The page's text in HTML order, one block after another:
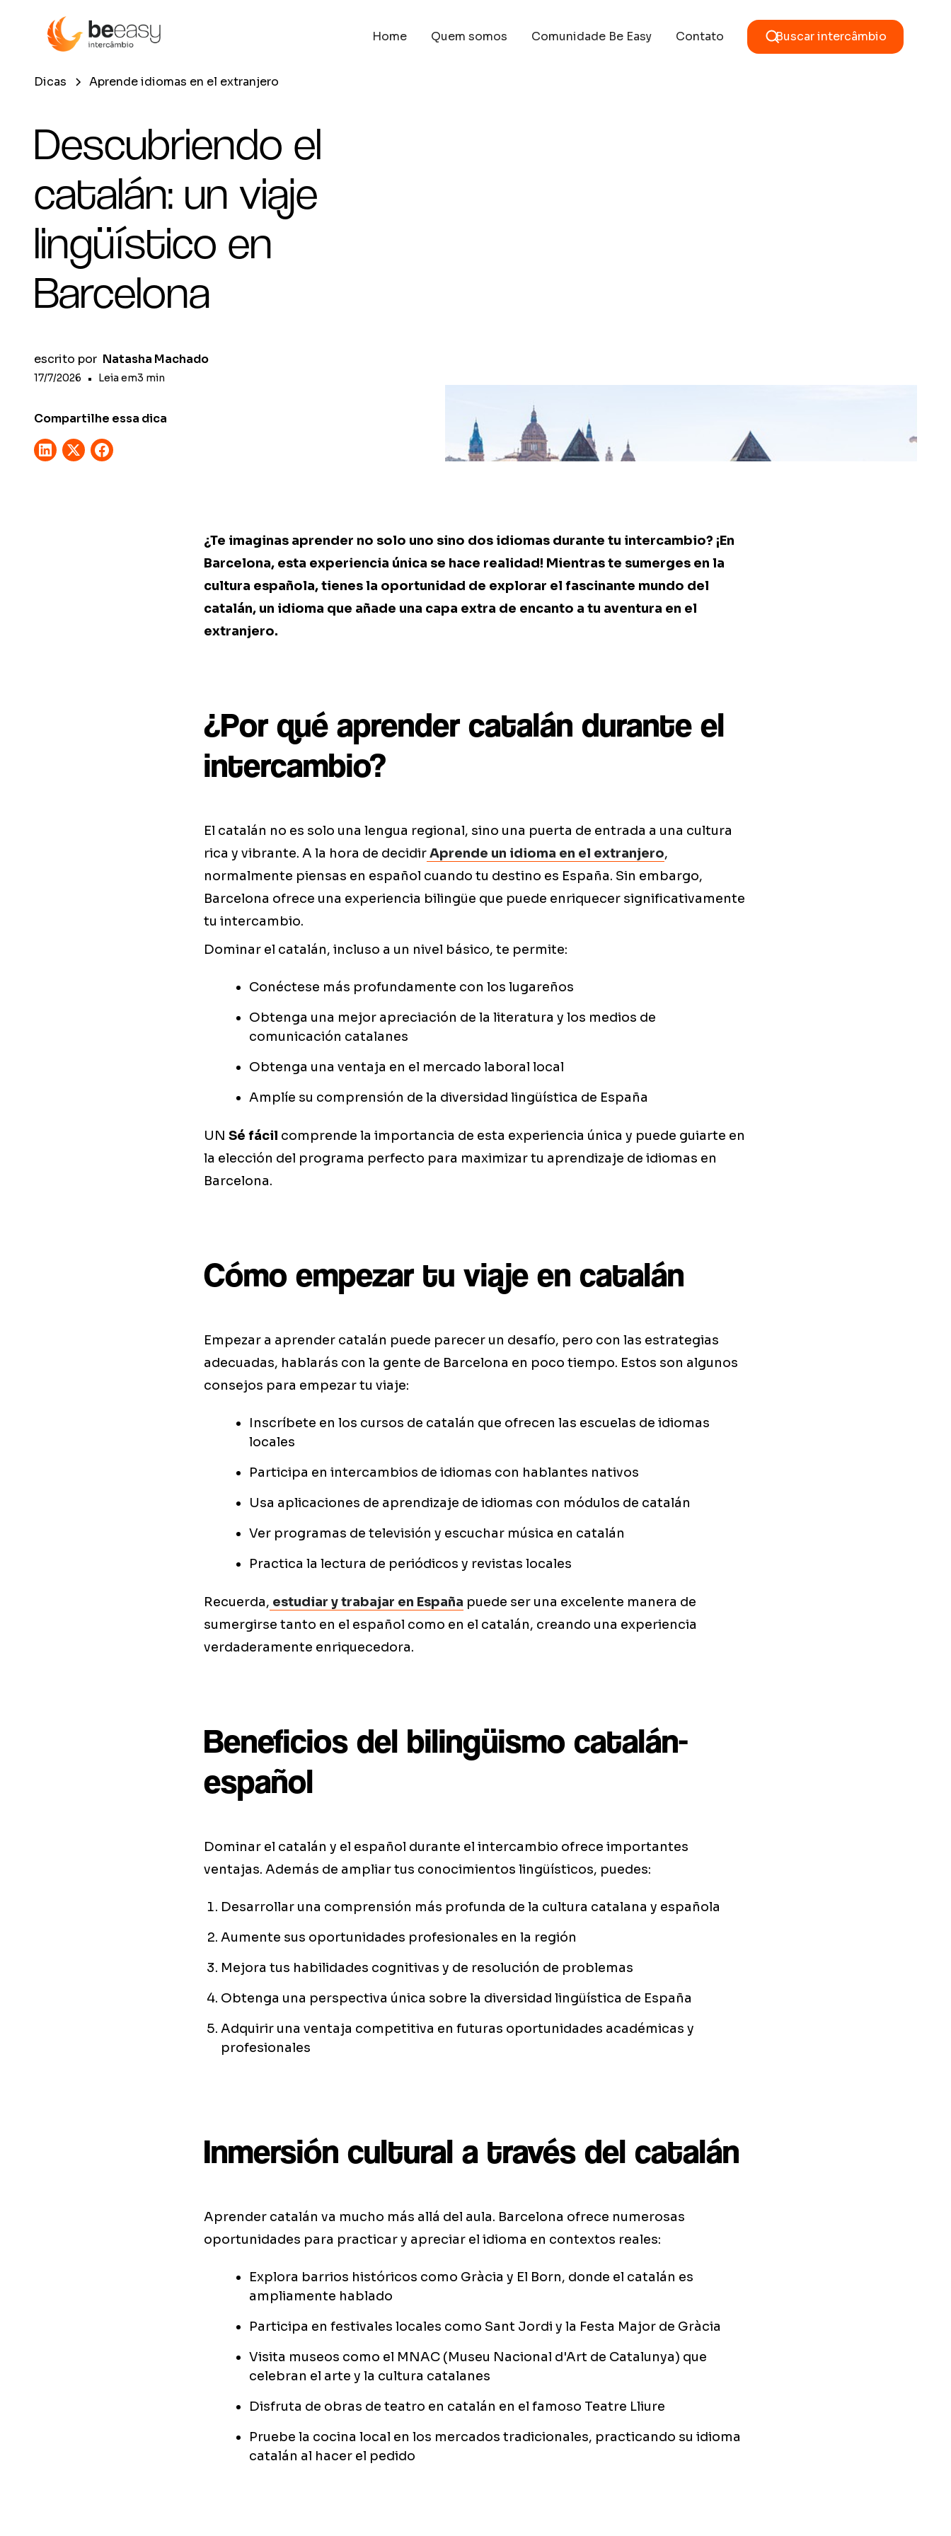
Home Quem somos Comunidade Be Easy Contato Buscar intercâmbio
Dicas Aprende idiomas en el extranjero
Descubriendo el
catalán: un viaje
lingüístico en
Barcelona
escrito por Natasha Machado
17/7/2026 • Leia em3 min
Compartilhe essa dica
¿Te imaginas aprender no solo uno sino dos idiomas durante tu intercambio? ¡En
Barcelona, esta experiencia única se hace realidad! Mientras te sumerges en la
cultura española, tienes la oportunidad de explorar el fascinante mundo del
catalán, un idioma que añade una capa extra de encanto a tu aventura en el
extranjero.
¿Por qué aprender catalán durante el
intercambio?
El catalán no es solo una lengua regional, sino una puerta de entrada a una cultura
rica y vibrante. A la hora de decidirAprende un idioma en el extranjero,
normalmente piensas en español cuando tu destino es España. Sin embargo,
Barcelona ofrece una experiencia bilingüe que puede enriquecer significativamente
tu intercambio.
Dominar el catalán, incluso a un nivel básico, te permite:
Conéctese más profundamente con los lugareños
Obtenga una mejor apreciación de la literatura y los medios de
comunicación catalanes
Obtenga una ventaja en el mercado laboral local
Amplíe su comprensión de la diversidad lingüística de España
UN Sé fácil comprende la importancia de esta experiencia única y puede guiarte en
la elección del programa perfecto para maximizar tu aprendizaje de idiomas en
Barcelona.
Cómo empezar tu viaje en catalán
Empezar a aprender catalán puede parecer un desafío, pero con las estrategias
adecuadas, hablarás con la gente de Barcelona en poco tiempo. Estos son algunos
consejos para empezar tu viaje:
Inscríbete en los cursos de catalán que ofrecen las escuelas de idiomas
locales
Participa en intercambios de idiomas con hablantes nativos
Usa aplicaciones de aprendizaje de idiomas con módulos de catalán
Ver programas de televisión y escuchar música en catalán
Practica la lectura de periódicos y revistas locales
Recuerda, estudiar y trabajar en España puede ser una excelente manera de
sumergirse tanto en el español como en el catalán, creando una experiencia
verdaderamente enriquecedora.
Beneficios del bilingüismo catalán-
español
Dominar el catalán y el español durante el intercambio ofrece importantes
ventajas. Además de ampliar tus conocimientos lingüísticos, puedes:
Desarrollar una comprensión más profunda de la cultura catalana y española
Aumente sus oportunidades profesionales en la región
Mejora tus habilidades cognitivas y de resolución de problemas
Obtenga una perspectiva única sobre la diversidad lingüística de España
Adquirir una ventaja competitiva en futuras oportunidades académicas y
profesionales
Inmersión cultural a través del catalán
Aprender catalán va mucho más allá del aula. Barcelona ofrece numerosas
oportunidades para practicar y apreciar el idioma en contextos reales:
Explora barrios históricos como Gràcia y El Born, donde el catalán es
ampliamente hablado
Participa en festivales locales como Sant Jordi y la Festa Major de Gràcia
Visita museos como el MNAC (Museu Nacional d'Art de Catalunya) que
celebran el arte y la cultura catalanes
Disfruta de obras de teatro en catalán en el famoso Teatre Lliure
Pruebe la cocina local en los mercados tradicionales, practicando su idioma
catalán al hacer el pedido